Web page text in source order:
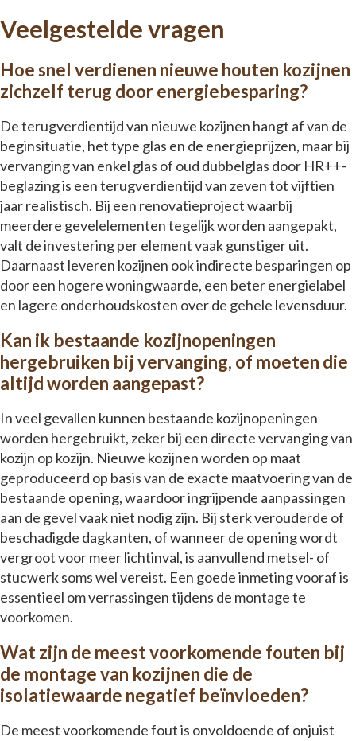
Veelgestelde vragen
Hoe snel verdienen nieuwe houten kozijnen
zichzelf terug door energiebesparing?
De terugverdientijd van nieuwe kozijnen hangt af van de
beginsituatie, het type glas en de energieprijzen, maar bij
vervanging van enkel glas of oud dubbelglas door HR++-
beglazing is een terugverdientijd van zeven tot vijftien
jaar realistisch. Bij een renovatieproject waarbij
meerdere gevelelementen tegelijk worden aangepakt,
valt de investering per element vaak gunstiger uit.
Daarnaast leveren kozijnen ook indirecte besparingen op
door een hogere woningwaarde, een beter energielabel
en lagere onderhoudskosten over de gehele levensduur.
Kan ik bestaande kozijnopeningen
hergebruiken bij vervanging, of moeten die
altijd worden aangepast?
In veel gevallen kunnen bestaande kozijnopeningen
worden hergebruikt, zeker bij een directe vervanging van
kozijn op kozijn. Nieuwe kozijnen worden op maat
geproduceerd op basis van de exacte maatvoering van de
bestaande opening, waardoor ingrijpende aanpassingen
aan de gevel vaak niet nodig zijn. Bij sterk verouderde of
beschadigde dagkanten, of wanneer de opening wordt
vergroot voor meer lichtinval, is aanvullend metsel- of
stucwerk soms wel vereist. Een goede inmeting vooraf is
essentieel om verrassingen tijdens de montage te
voorkomen.
Wat zijn de meest voorkomende fouten bij
de montage van kozijnen die de
isolatiewaarde negatief beïnvloeden?
De meest voorkomende fout is onvoldoende of onjuist